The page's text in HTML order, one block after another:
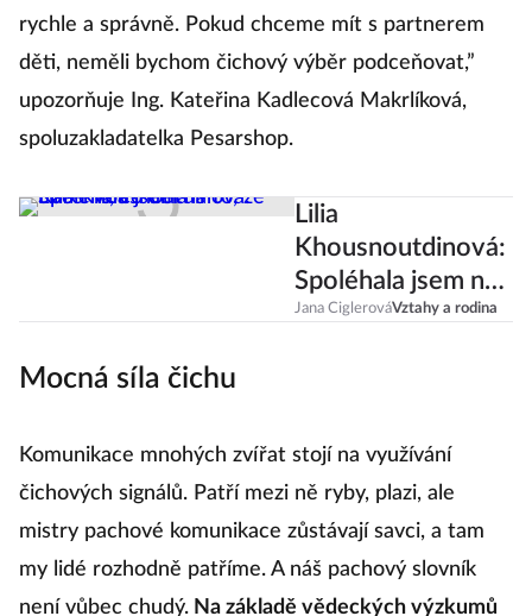
rychle a správně. Pokud chceme mít s partnerem
děti, neměli bychom čichový výběr podceňovat,”
upozorňuje Ing. Kateřina Kadlecová Makrlíková,
spoluzakladatelka Pesarshop.
Lilia
Khousnoutdinová:
Spoléhala jsem na
to, že Karel ví, co
Jana CiglerováVztahy a rodina
Mocná síla čichu
Komunikace mnohých zvířat stojí na využívání
čichových signálů. Patří mezi ně ryby, plazi, ale
mistry pachové komunikace zůstávají savci, a tam
my lidé rozhodně patříme. A náš pachový slovník
není vůbec chudý. Na základě vědeckých výzkumů